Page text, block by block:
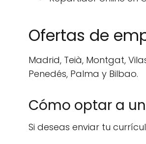
Ofertas de
Madrid, Teià, Montgat,
Penedés, Palma y Bilbao.
Cómo optar a
Si deseas enviar tu